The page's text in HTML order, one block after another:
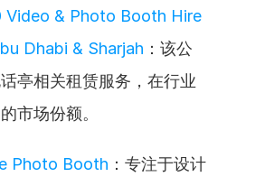
Video & Photo Booth Hire
Dhabi & Sharjah ：该公
亭相关租赁服务，在行业
市场份额。
Photo Booth ：专注于设计